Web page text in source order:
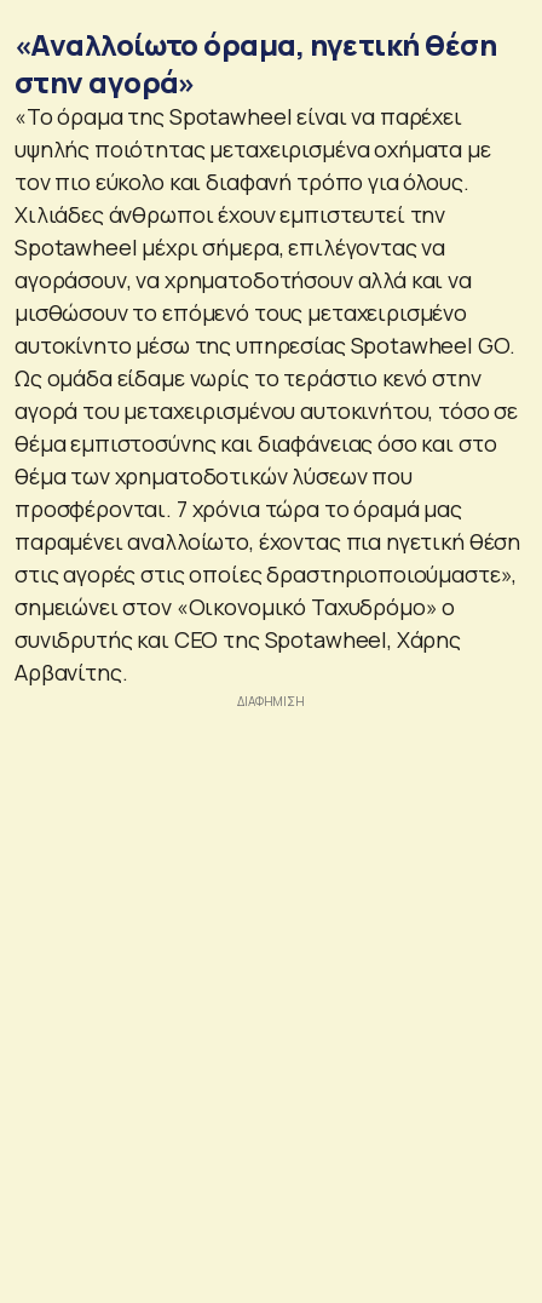
«Αναλλοίωτο όραμα, ηγετική θέση
στην αγορά»
«Το όραμα της Spotawheel είναι να παρέχει
υψηλής ποιότητας μεταχειρισμένα οχήματα με
τον πιο εύκολο και διαφανή τρόπο για όλους.
Χιλιάδες άνθρωποι έχουν εμπιστευτεί την
Spotawheel μέχρι σήμερα, επιλέγοντας να
αγοράσουν, να χρηματοδοτήσουν αλλά και να
μισθώσουν το επόμενό τους μεταχειρισμένο
αυτοκίνητο μέσω της υπηρεσίας Spotawheel GO.
Ως ομάδα είδαμε νωρίς το τεράστιο κενό στην
αγορά του μεταχειρισμένου αυτοκινήτου, τόσο σε
θέμα εμπιστοσύνης και διαφάνειας όσο και στο
θέμα των χρηματοδοτικών λύσεων που
προσφέρονται. 7 χρόνια τώρα το όραμά μας
παραμένει αναλλοίωτο, έχοντας πια ηγετική θέση
στις αγορές στις οποίες δραστηριοποιούμαστε»,
σημειώνει στον «Οικονομικό Ταχυδρόμο» ο
συνιδρυτής και CEO της Spotawheel, Χάρης
Αρβανίτης.